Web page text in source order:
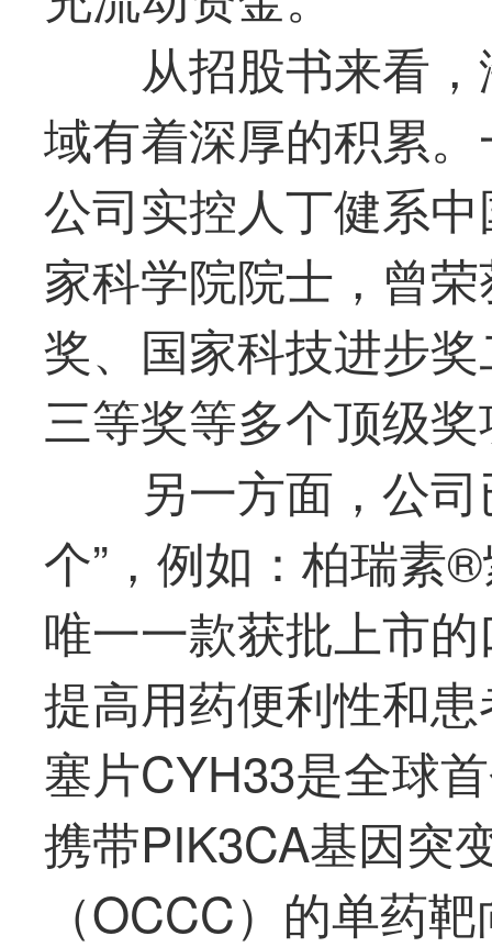
从招股书来看
域有着深厚的积累
公司实控人丁健系
家科学院院士，曾
奖、国家科技进步
三等奖等多个顶级
另一方面，公
个”，例如：柏瑞素
唯一一款获批上市
提高用药便利性和
塞片CYH33是全球
携带PIK3CA基因突
（OCCC）的单药